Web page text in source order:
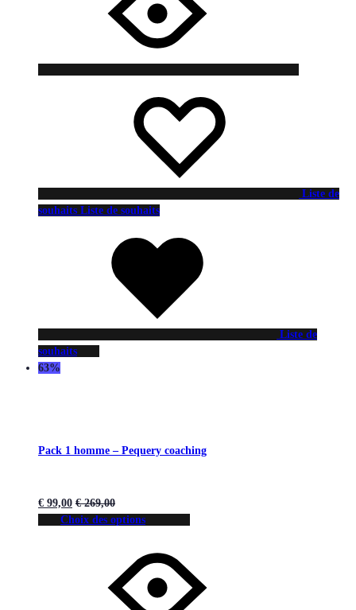
Liste de
souhaits Liste de souhaits
Liste de
souhaits
63%
Pack 1 homme – Pequery coaching
€ 99,00 €269,00
Choix des options